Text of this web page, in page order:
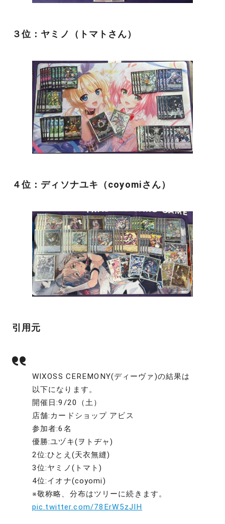
３位：ヤミノ（トマトさん）
４位：ディソナユキ（coyomiさん）
引用元
WIXOSS CEREMONY(ディーヴァ)の結果は
以下になります。
開催日:9/20（土）
店舗:カードショップ アビス
参加者:6名
優勝:ユヅキ(ヲトヂャ)
2位:ひとえ(天衣無縫)
3位:ヤミノ(トマト)
4位:イオナ(coyomi)
※敬称略、分布はツリーに続きます。
pic.twitter.com/78ErW5zJIH